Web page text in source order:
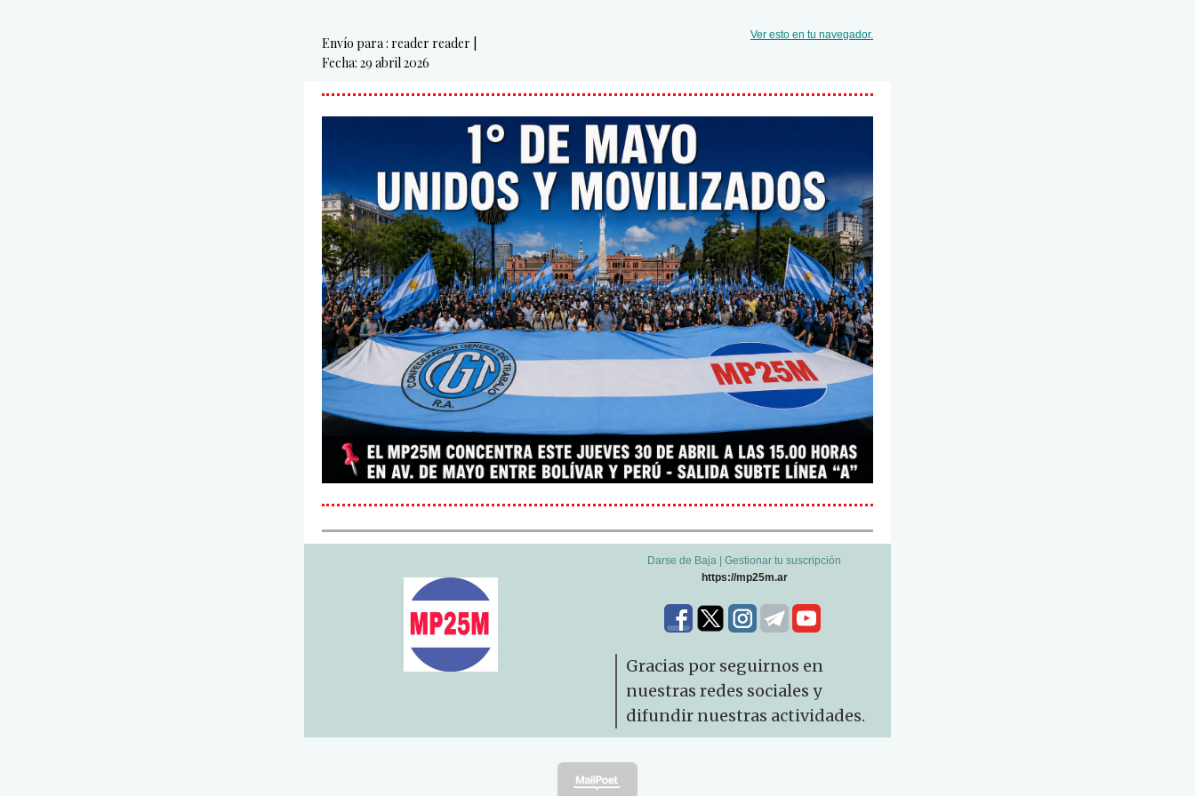
Envío para : reader reader |
Fecha: 29 abril 2026
Ver esto en tu navegador.
Darse de Baja
Gestionar tu suscripción
https://mp25m.ar
Gracias por seguirnos en
nuestras redes sociales y
difundir nuestras actividades.